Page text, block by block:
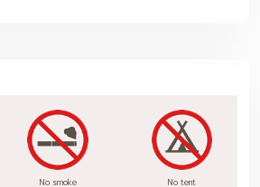
No smoke No tent